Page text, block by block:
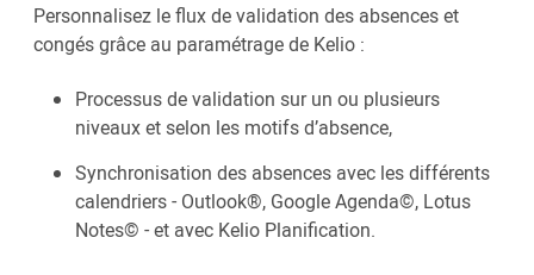
Personnalisez le flux de validation des absences et
congés grâce au paramétrage de Kelio :
Processus de validation sur un ou plusieurs
niveaux et selon les motifs d’absence,
Synchronisation des absences avec les différents
calendriers - Outlook®, Google Agenda©, Lotus
Notes© - et avec Kelio Planification.